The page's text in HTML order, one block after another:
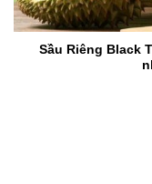
Sầu Riêng Black